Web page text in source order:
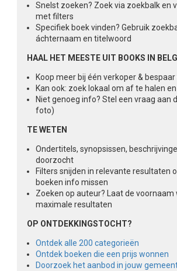
Snelst zoeken? Zoek via zoekbalk en
met filters
Specifiek boek vinden? Gebruik
áchternaam en titelwoord
HAAL HET MEESTE UIT BOOKS IN
Koop meer bij één verkoper &
Kan ook: zoek lokaal om af te halen
Niet genoeg info? Stel een vraag aan
foto)
TE WETEN
Ondertitels, synopsissen,
doorzocht
Filters snijden in relevante resultaten
boeken info missen
Zoeken op auteur? Laat de voornaam
maximale resultaten
OP ONTDEKKINGSTOCHT?
Ontdek alle 200 categorieën
Ontdek boeken die een prijs wonnen
Doorzoek het aanbod in jouw